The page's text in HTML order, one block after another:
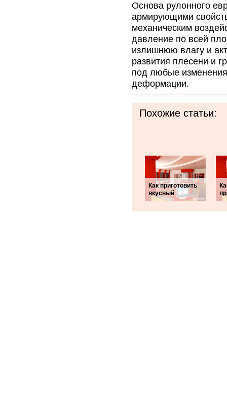
Основа рулонного
армирующими
механическим
давление по всей
излишнюю влагу и
развития плесени и
под любые
деформации.
Похожие статьи:
Как приготовить
вкусный